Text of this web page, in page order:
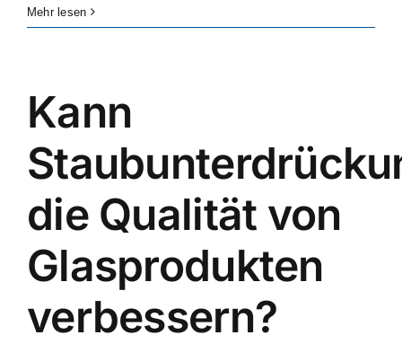
Does
glass
moisture
to
glass?
Mehr lesen
Kann
die Qualität von
Glasprodukten
verbessern?